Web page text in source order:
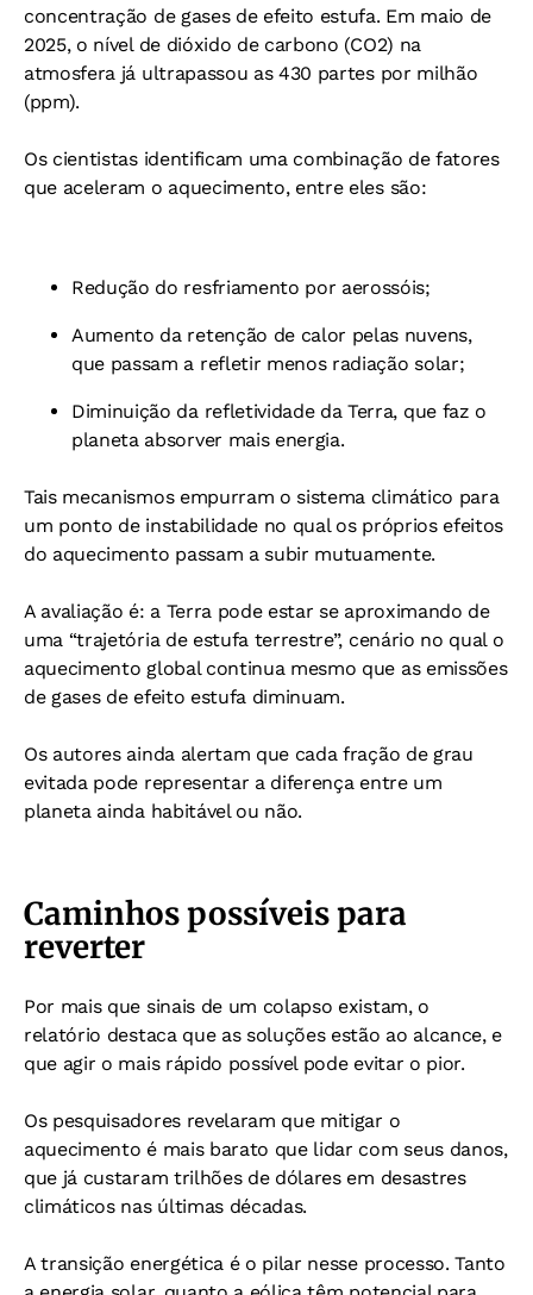
concentração de gases de efeito estufa. Em maio de
2025, o nível de dióxido de carbono (CO2) na
atmosfera já ultrapassou as 430 partes por milhão
(ppm).
Os cientistas identificam uma combinação de fatores
que aceleram o aquecimento, entre eles são:
Redução do resfriamento por aerossóis;
Aumento da retenção de calor pelas nuvens,
que passam a refletir menos radiação solar;
Diminuição da refletividade da Terra, que faz o
planeta absorver mais energia.
Tais mecanismos empurram o sistema climático para
um ponto de instabilidade no qual os próprios efeitos
do aquecimento passam a subir mutuamente.
A avaliação é: a Terra pode estar se aproximando de
uma “trajetória de estufa terrestre”, cenário no qual o
aquecimento global continua mesmo que as emissões
de gases de efeito estufa diminuam.
Os autores ainda alertam que cada fração de grau
evitada pode representar a diferença entre um
planeta ainda habitável ou não.
Caminhos possíveis para
reverter
Por mais que sinais de um colapso existam, o
relatório destaca que as soluções estão ao alcance, e
que agir o mais rápido possível pode evitar o pior.
Os pesquisadores revelaram que mitigar o
aquecimento é mais barato que lidar com seus danos,
que já custaram trilhões de dólares em desastres
climáticos nas últimas décadas.
A transição energética é o pilar nesse processo. Tanto